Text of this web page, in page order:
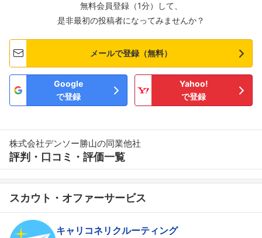
無料会員登録（1分）して、
是非最初の投稿者になってみませんか？
メールで登録（無料）
Google
で登録
Yahoo!
で登録
株式会社デンソー勝山の同業他社
評判・口コミ・評価一覧
スカウト・オファーサービス
キャリコネリクルーティング